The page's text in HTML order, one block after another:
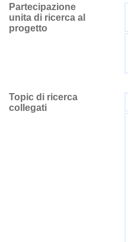
Partecipazione
unita di ricerca al
progetto
Topic di ricerca
collegati